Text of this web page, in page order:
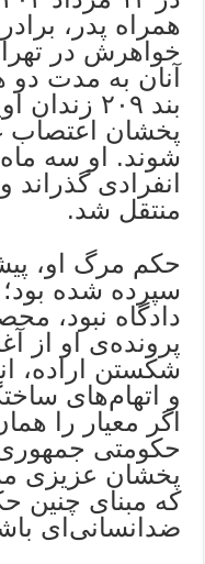
همراه پدر،
خواهرش در
آنان به مدت دو
بند ۲۰۹
پخشان اعتصاب
شوند. او سه
انفرادی
منتقل شد.
حکم مرگ او،
سپرده شده
دادگاه نبود،
پرونده‌ی او از
شکستن اراده،
و اتهام‌های
اگر معیار را
حکومتی
پخشان عزیزی
که مبنای چنین
ضدانسانی‌ای